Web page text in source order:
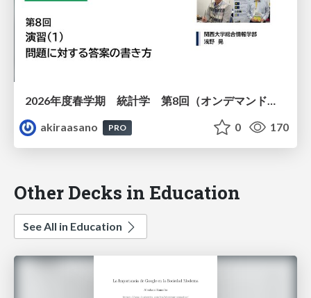
2026年度春学期 統計学 第8回（オンデマンド配信回） 演習（１）・問題に対する答案の書き方 (2026. 5. 21)
akiraasano
PRO 0 170
Other Decks in Education
See All in Education